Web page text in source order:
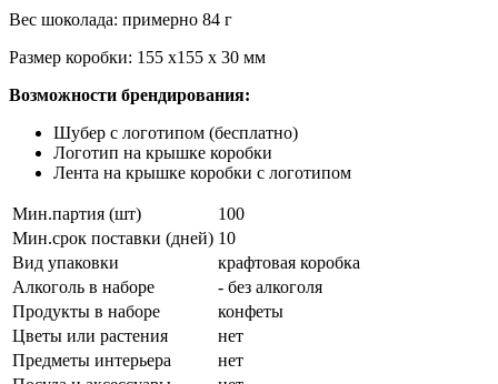
Вес шоколада: примерно 84 г
Размер коробки: 155 х155 х 30 мм
Возможности брендирования:
Шубер с логотипом (бесплатно)
Логотип на крышке коробки
Лента на крышке коробки с логотипом
Мин.партия (шт)
100
Мин.срок поставки (дней) 10
Вид упаковки
крафтовая коробка
Алкоголь в наборе
- без алкоголя
Продукты в наборе
конфеты
Цветы или растения
нет
Предметы интерьера
нет